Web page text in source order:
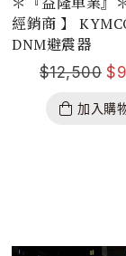
經銷商 】
DNM避震器
$12,500 $
加入購